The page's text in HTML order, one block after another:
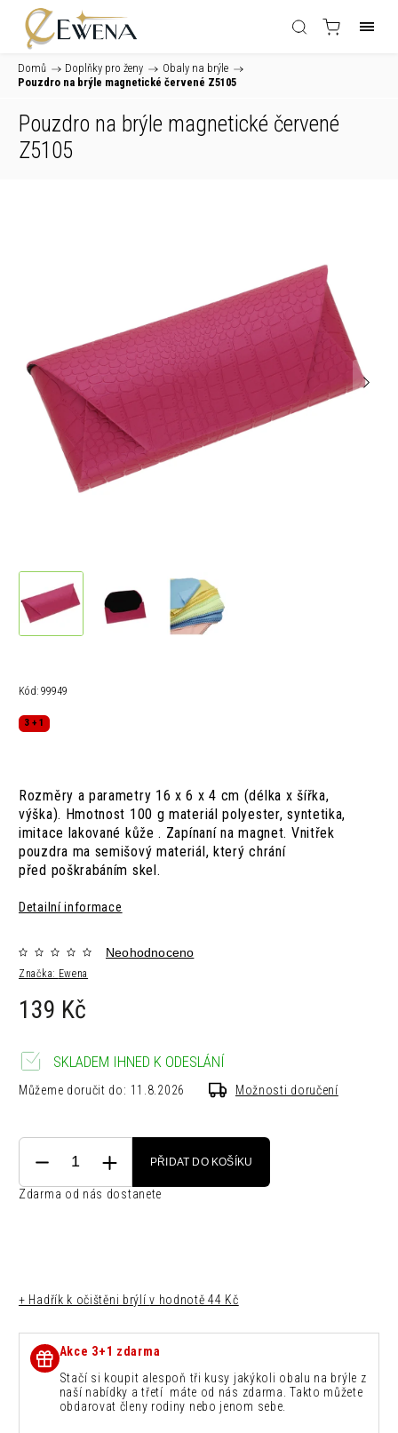
Domů / Doplňky pro ženy / Obaly na brýle /
Pouzdro na brýle magnetické červené Z5105
Pouzdro na brýle magnetické červené
Z5105
Kód: 99949
3 + 1
Rozměry a parametry 16 x 6 x 4 cm (délka x šířka,
výška). Hmotnost 100 g materiál polyester, syntetika,
imitace lakované kůže . Zapínaní na magnet. Vnitřek
pouzdra ma semišový materiál, který chrání
před poškrabáním skel.
Detailní informace
Značka: Ewena
Neohodnoceno
139 Kč
SKLADEM IHNED K ODESLÁNÍ
Můžeme doručit do: 11.8.2026 Možnosti doručení
PŘIDAT DO KOŠÍKU
Zdarma od nás dostanete
+ Hadřík k očištěni brýlív hodnotě 44 Kč
Akce 3+1 zdarma
Stačí si koupit alespoň tři kusy jakýkoli obalu na brýle z
naší nabídky a třetí máte od nás zdarma. Takto můžete
obdarovat členy rodiny nebo jenom sebe.